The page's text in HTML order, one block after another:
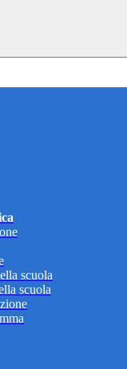
scuola
scuola